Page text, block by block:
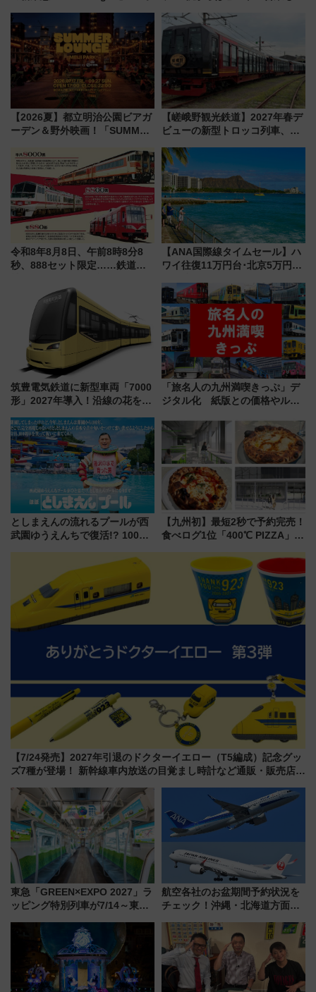
【2026夏】都立明治公園ビアガ
ーデン＆野外映画！「SUMMER
ケジュール 夜風とビール、映画
を満喫！
【嵯峨野観光鉄道】2027年春デ
ビューの新型トロッコ列車、い
は2026年で引退
令和8年8月8日、午前8時8分8
秒、888セット限定……鉄道各
【ANA国際線タイムセール】ハ
ワイ往復11万円台･北京5万円台
来春のGW旅行まで狙える激ア
ツ路線まとめ（8/10まで）
筑豊電気鉄道に新型車両「7000
形」2027年導入！沿線の花をイ
内は落ち着いたゆとりある空間
に
「旅名人の九州満喫きっぷ」デ
ジタル化 紙版との価格やルー
としまえんの流れるプールが西
武園ゆうえんちで復活!? 100周
イダー」に注目 2026年夏は所
沢へ遊びに行こう
【九州初】最短2秒で予約完売！
食べログ1位「400℃ PIZZA」が
プン。もつ鍋風など限定メニュ
【7/24発売】2027年引退のドクターイエロー（T5編成）記念グッ
ズ7種が登場！ 新幹線車内放送の目覚まし時計など通販・販売店舗
東急「GREEN×EXPO 2027」ラ
ッピング特別列車が7/14～東
ー！ 注目の編成やデザインまと
航空各社のお盆期間予約状況を
チェック！沖縄・北海道方面は
日は？